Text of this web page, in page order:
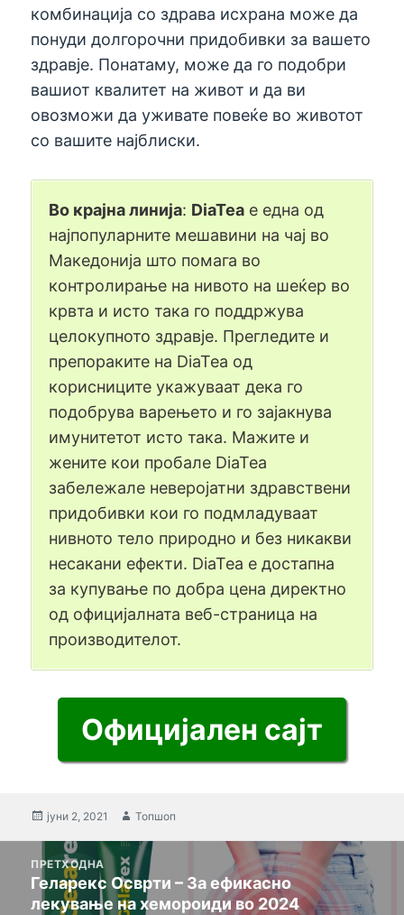
комбинација со здрава исхрана може да
понуди долгорочни придобивки за вашето
здравје. Понатаму, може да го подобри
вашиот квалитет на живот и да ви
овозможи да уживате повеќе во животот
со вашите најблиски.
Во крајна линија: DiaTea е една од
најпопуларните мешавини на чај во
Македонија што помага во
контролирање на нивото на шеќер во
крвта и исто така го поддржува
целокупното здравје. Прегледите и
препораките на DiaTea од
корисниците укажуваат дека го
подобрува варењето и го зајакнува
имунитетот исто така. Мажите и
жените кои пробале DiaTea
забележале неверојатни здравствени
придобивки кои го подмладуваат
нивното тело природно и без никакви
несакани ефекти. DiaTea е достапна
за купување по добра цена директно
од официјалната веб-страница на
производителот.
Официјален сајт
Објавено
јуни 2, 2021 Автор
Топшоп
навигација
ПРЕТХОДНА
Назад
пост:
Геларекс Осврти – За ефикасно
лекување на хемороиди во 2024